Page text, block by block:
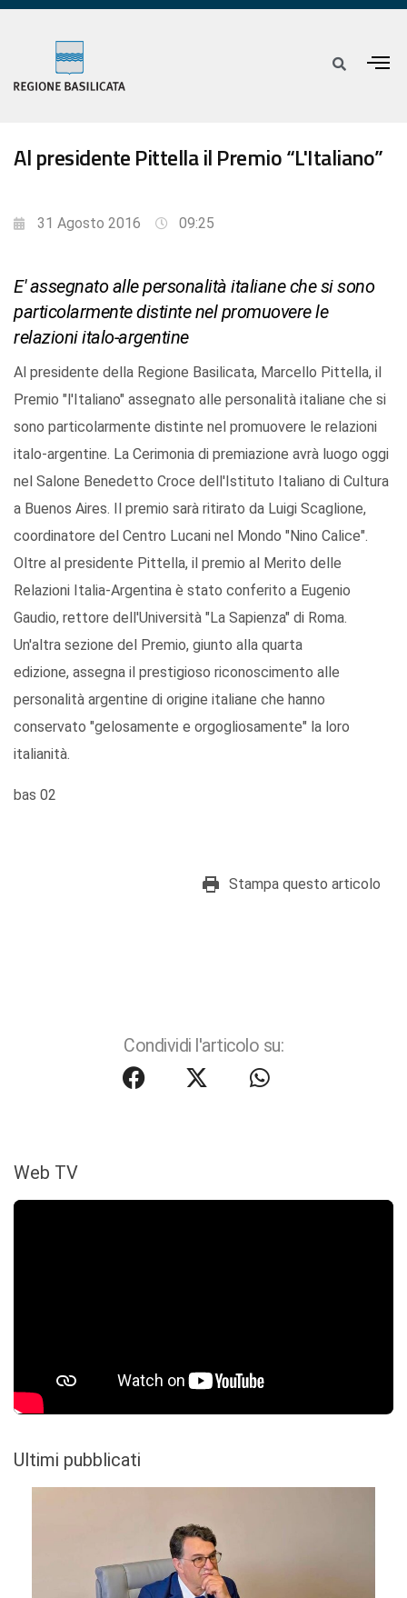
Al presidente Pittella il Premio “L'Italiano”
31 Agosto 2016 09:25
E' assegnato alle personalità italiane che si sono
particolarmente distinte nel promuovere le
relazioni italo-argentine
Al presidente della Regione Basilicata, Marcello Pittella, il
Premio "l'Italiano" assegnato alle personalità italiane che si
sono particolarmente distinte nel promuovere le relazioni
italo-argentine. La Cerimonia di premiazione avrà luogo oggi
nel Salone Benedetto Croce dell'Istituto Italiano di Cultura
a Buenos Aires. Il premio sarà ritirato da Luigi Scaglione,
coordinatore del Centro Lucani nel Mondo "Nino Calice".
Oltre al presidente Pittella, il premio al Merito delle
Relazioni Italia-Argentina è stato conferito a Eugenio
Gaudio, rettore dell'Università "La Sapienza" di Roma.
Un'altra sezione del Premio, giunto alla quarta
edizione, assegna il prestigioso riconoscimento alle
personalità argentine di origine italiane che hanno
conservato "gelosamente e orgogliosamente" la loro
italianità.
bas 02
Stampa questo articolo
Condividi l'articolo su:
Web TV
Ultimi pubblicati